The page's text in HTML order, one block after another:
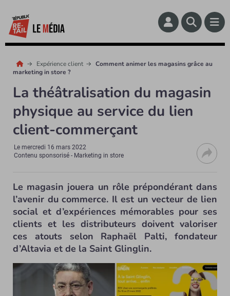
Expérience client
Comment animer les magasins grâce au
marketing in store ?
La théâtralisation du magasin
physique au service du lien
client-commerçant
Lemercredi 16 mars 2022
Contenu sponsorisé - Marketing in store
Le magasin jouera un rôle prépondérant dans
l’avenir du commerce. Il est un vecteur de lien
social et d’expériences mémorables pour ses
clients et les distributeurs doivent valoriser
ces atouts selon Raphaël Palti, fondateur
d’Altavia et de la Saint Glinglin.